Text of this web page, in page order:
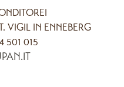
VIGIL IN ENNEBERG
501 015